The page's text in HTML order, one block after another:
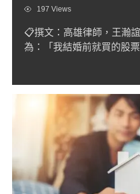
Views197 Views
📋撰文：高雄律師，王瀚
為：「我結婚前就買的股